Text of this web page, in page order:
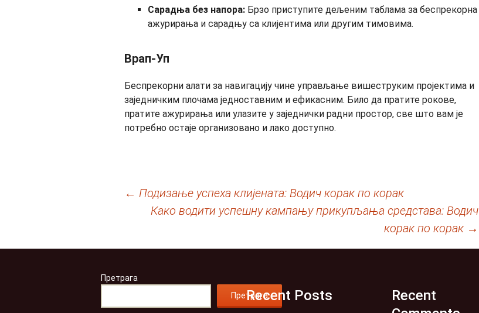
Сарадња без напора: Брзо приступите дељеним таблама за беспрекорна
ажурирања и сарадњу са клијентима или другим тимовима.
Врап-Уп
Беспрекорни алати за навигацију чине управљање вишеструким пројектима и
заједничким плочама једноставним и ефикасним. Било да пратите рокове,
пратите ажурирања или улазите у заједнички радни простор, све што вам је
потребно остаје организовано и лако доступно.
← Подизање успеха клијената: Водич корак по корак
Како водити успешну кампању прикупљања средстава: Водич
корак по корак →
Претрага
Претрага
Recent Posts
Recent